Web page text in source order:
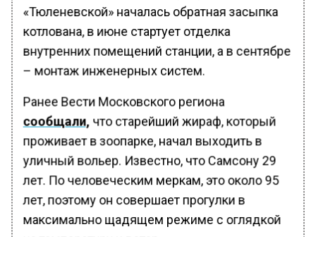
«Тюленевской» началась обратная засыпка
котлована, в июне стартует отделка
внутренних помещений станции, а в сентябре
– монтаж инженерных систем.
Ранее Вести Московского региона
сообщали, что старейший жираф, который
проживает в зоопарке, начал выходить в
уличный вольер. Известно, что Самсону 29
лет. По человеческим меркам, это около 95
лет, поэтому он совершает прогулки в
максимально щадящем режиме с оглядкой